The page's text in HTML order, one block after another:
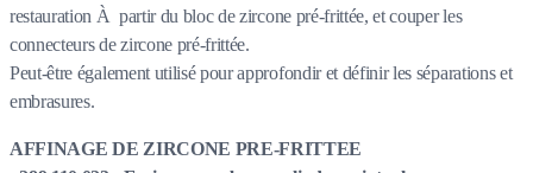
restauration À partir du bloc de zircone pré-frittée, et couper les
connecteurs de zircone pré-frittée.
Peut-être également utilisé pour approfondir et définir les séparations et
embrasures.
AFFINAGE DE ZIRCONE PRE-FRITTEE